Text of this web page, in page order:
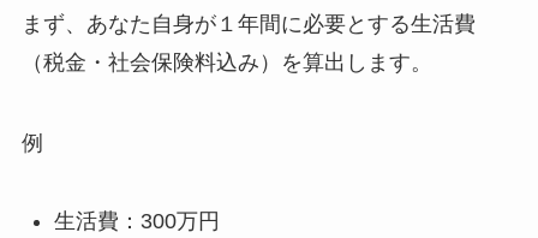
まず、あなた自身が１年間に必要とする生活費
（税金・社会保険料込み）を算出します。
例
生活費：300万円